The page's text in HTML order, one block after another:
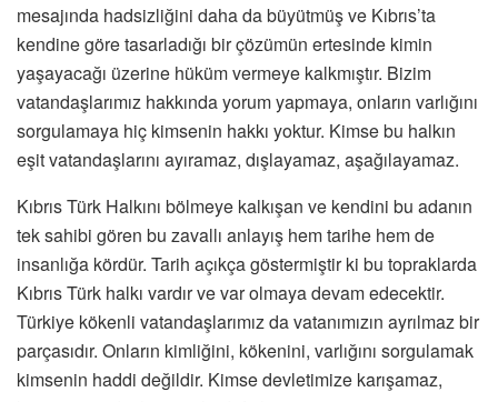
mesajında hadsizliğini daha da büyütmüş ve Kıbrıs’ta
kendine göre tasarladığı bir çözümün ertesinde kimin
yaşayacağı üzerine hüküm vermeye kalkmıştır. Bizim
vatandaşlarımız hakkında yorum yapmaya, onların varlığını
sorgulamaya hiç kimsenin hakkı yoktur. Kimse bu halkın
eşit vatandaşlarını ayıramaz, dışlayamaz, aşağılayamaz.
Kıbrıs Türk Halkını bölmeye kalkışan ve kendini bu adanın
tek sahibi gören bu zavallı anlayış hem tarihe hem de
insanlığa kördür. Tarih açıkça göstermiştir ki bu topraklarda
Kıbrıs Türk halkı vardır ve var olmaya devam edecektir.
Türkiye kökenli vatandaşlarımız da vatanımızın ayrılmaz bir
parçasıdır. Onların kimliğini, kökenini, varlığını sorgulamak
kimsenin haddi değildir. Kimse devletimize karışamaz,